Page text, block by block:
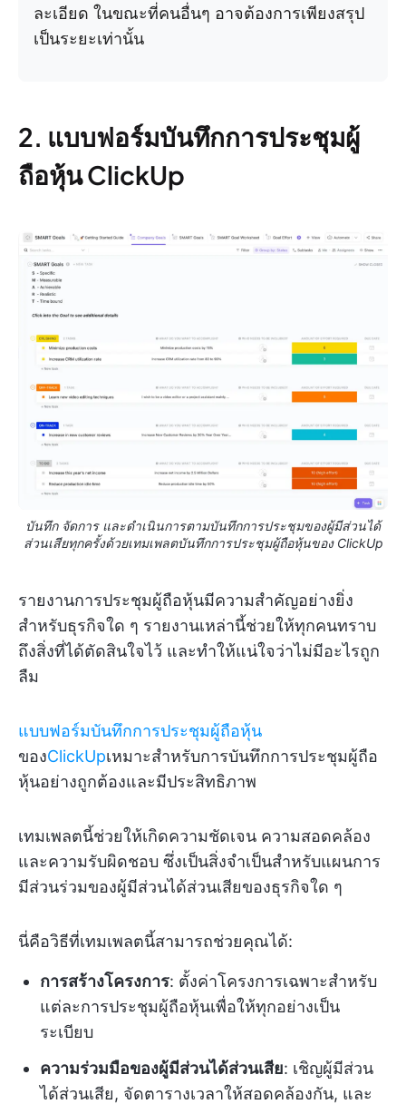
ละเอียด ในขณะที่คนอื่นๆ อาจต้องการเพียงสรุป
เป็นระยะเท่านั้น
2. แบบฟอร์มบันทึกการประชุมผู้
ถือหุ้น ClickUp
บันทึก จัดการ และดำเนินการตามบันทึกการประชุมของผู้มีส่วนได้
ส่วนเสียทุกครั้งด้วยเทมเพลตบันทึกการประชุมผู้ถือหุ้นของ ClickUp
รายงานการประชุมผู้ถือหุ้นมีความสำคัญอย่างยิ่ง
สำหรับธุรกิจใด ๆ รายงานเหล่านี้ช่วยให้ทุกคนทราบ
ถึงสิ่งที่ได้ตัดสินใจไว้ และทำให้แน่ใจว่าไม่มีอะไรถูก
ลืม
แบบฟอร์มบันทึกการประชุมผู้ถือหุ้น
ของClickUpเหมาะสำหรับการบันทึกการประชุมผู้ถือ
หุ้นอย่างถูกต้องและมีประสิทธิภาพ
เทมเพลตนี้ช่วยให้เกิดความชัดเจน ความสอดคล้อง
และความรับผิดชอบ ซึ่งเป็นสิ่งจำเป็นสำหรับแผนการ
มีส่วนร่วมของผู้มีส่วนได้ส่วนเสียของธุรกิจใด ๆ
นี่คือวิธีที่เทมเพลตนี้สามารถช่วยคุณได้:
การสร้างโครงการ: ตั้งค่าโครงการเฉพาะสำหรับ
แต่ละการประชุมผู้ถือหุ้นเพื่อให้ทุกอย่างเป็น
ระเบียบ
ความร่วมมือของผู้มีส่วนได้ส่วนเสีย: เชิญผู้มีส่วน
ได้ส่วนเสีย, จัดตารางเวลาให้สอดคล้องกัน, และ